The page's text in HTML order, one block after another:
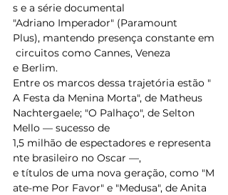
s e a série documental
"Adriano Imperador" (Paramount
Plus), mantendo presença constante em
circuitos como Cannes, Veneza
e Berlim.
Entre os marcos dessa trajetória estão "
A Festa da Menina Morta", de Matheus
Nachtergaele; "O Palhaço", de Selton
Mello — sucesso de
1,5 milhão de espectadores e representa
nte brasileiro no Oscar —,
e títulos de uma nova geração, como "M
ate-me Por Favor" e "Medusa", de Anita